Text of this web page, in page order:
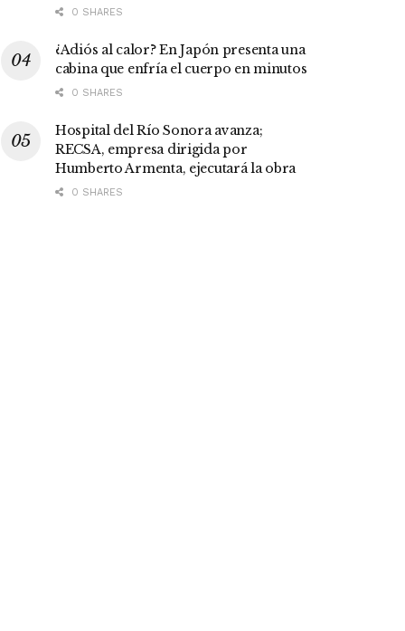
0 SHARES
¿Adiós al calor? En Japón presenta una
cabina que enfría el cuerpo en minutos
0 SHARES
Hospital del Río Sonora avanza;
RECSA, empresa dirigida por
Humberto Armenta, ejecutará la obra
0 SHARES